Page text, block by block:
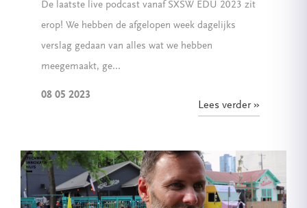
De laatste live podcast vanaf SXSW EDU 2023 zit
erop! We hebben de afgelopen week dagelijks
verslag gedaan van alles wat we hebben
meegemaakt, ge...
08 05 2023
Lees verder